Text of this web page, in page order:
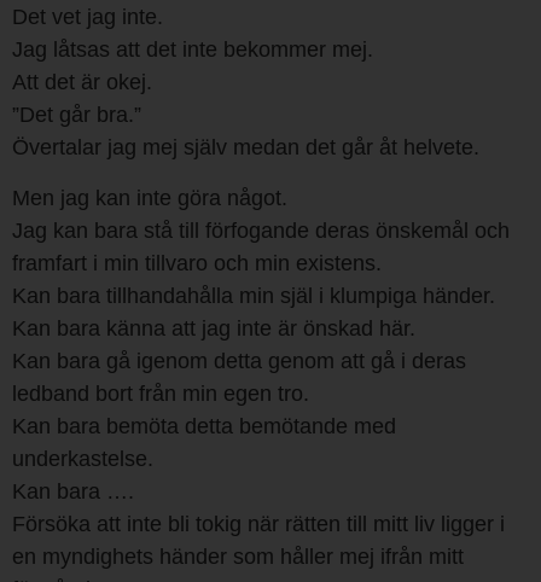
Det vet jag inte.
Jag låtsas att det inte bekommer mej.
Att det är okej.
”Det går bra.”
Övertalar jag mej själv medan det går åt helvete.
Men jag kan inte göra något.
Jag kan bara stå till förfogande deras önskemål och
framfart i min tillvaro och min existens.
Kan bara tillhandahålla min själ i klumpiga händer.
Kan bara känna att jag inte är önskad här.
Kan bara gå igenom detta genom att gå i deras
ledband bort från min egen tro.
Kan bara bemöta detta bemötande med
underkastelse.
Kan bara ….
Försöka att inte bli tokig när rätten till mitt liv ligger i
en myndighets händer som håller mej ifrån mitt